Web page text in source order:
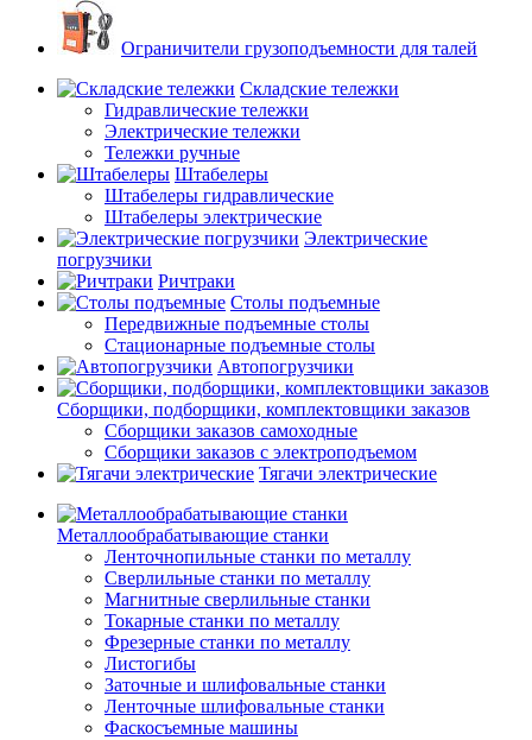
Ограничители грузоподъемности для талей
Складские тележки
Гидравлические тележки
Электрические тележки
Тележки ручные
Штабелеры
Штабелеры гидравлические
Штабелеры электрические
Электрические
погрузчики
Ричтраки
Столы подъемные
Передвижные подъемные столы
Стационарные подъемные столы
Автопогрузчики
Сборщики, подборщики, комплектовщики заказов
Сборщики заказов самоходные
Сборщики заказов с электроподъемом
Тягачи электрические
Металлообрабатывающие станки
Ленточнопильные станки по металлу
Сверлильные станки по металлу
Магнитные сверлильные станки
Токарные станки по металлу
Фрезерные станки по металлу
Листогибы
Заточные и шлифовальные станки
Ленточные шлифовальные станки
Фаскосъемные машины